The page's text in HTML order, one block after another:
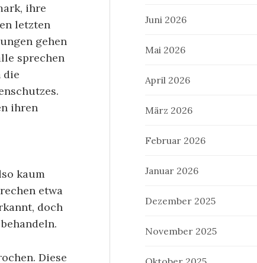
ihre
letzten
gehen
sprechen
die
ihren
kaum
etwa
doch
Diese
Juni 2026
Mai 2026
April 2026
März 2026
Februar 2026
Januar 2026
Dezember 2025
November 2025